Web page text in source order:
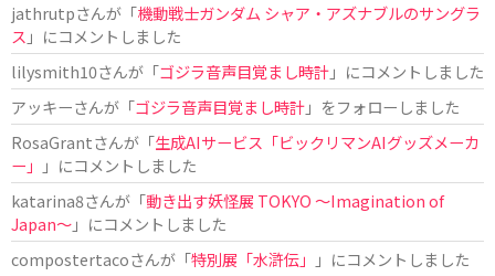
jathrutpさんが「機動戦士ガンダム シャア・アズナブルのサングラ
ス 」にコメントしました
lilysmith10さんが「ゴジラ音声目覚まし時計」にコメントしました
アッキーさんが「ゴジラ音声目覚まし時計」をフォローしました
RosaGrantさんが「生成AIサービス「ビックリマンAIグッズメーカ
ー」
」にコメントしました
katarina8さんが「動き出す妖怪展 TOKYO 〜Imagination of
Japan〜」にコメントしました
compostertacoさんが「特別展「水滸伝」
」にコメントしました